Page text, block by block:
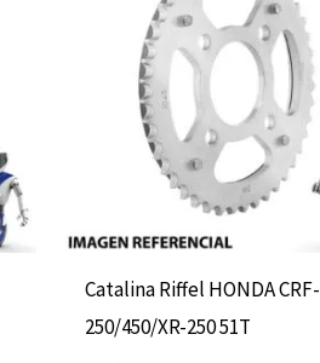
Catalina Riffel HONDA CRF-
250/450/XR-250 51T